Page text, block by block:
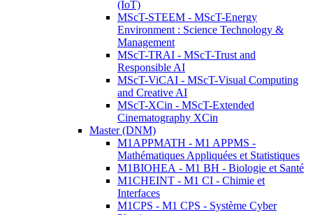
(IoT)
MScT-STEEM - MScT-Energy
Environment : Science Technology &
Management
MScT-TRAI - MScT-Trust and
Responsible AI
MScT-ViCAI - MScT-Visual Computing
and Creative AI
MScT-XCin - MScT-Extended
Cinematography XCin
Master (DNM)
M1APPMATH - M1 APPMS -
Mathématiques Appliquées et Statistiques
M1BIOHEA - M1 BH - Biologie et Santé
M1CHEINT - M1 CI - Chimie et
Interfaces
M1CPS - M1 CPS - Système Cyber